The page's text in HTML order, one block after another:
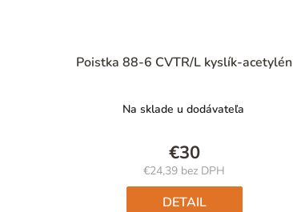
Poistka 88-6 CVTR/L kyslík-acetylén
Na sklade u dodávateľa
€30
€24,39 bez DPH
Jednotková
cena:
DETAIL